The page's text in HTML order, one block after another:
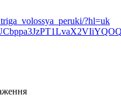
?hl=uk